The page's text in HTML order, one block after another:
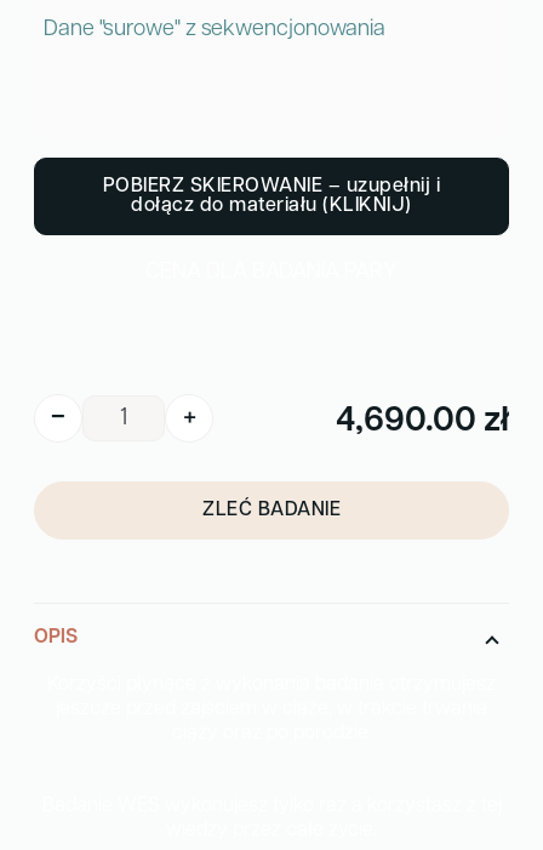
4,690.00 zł
Dane "surowe" z sekwencjonowania
POBIERZ SKIEROWANIE – uzupełnij i
dołącz do materiału (KLIKNIJ)
− +
ZLEĆ BADANIE
l
t
a
OPIS